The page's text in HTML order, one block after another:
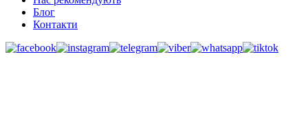
Блог
Контакти